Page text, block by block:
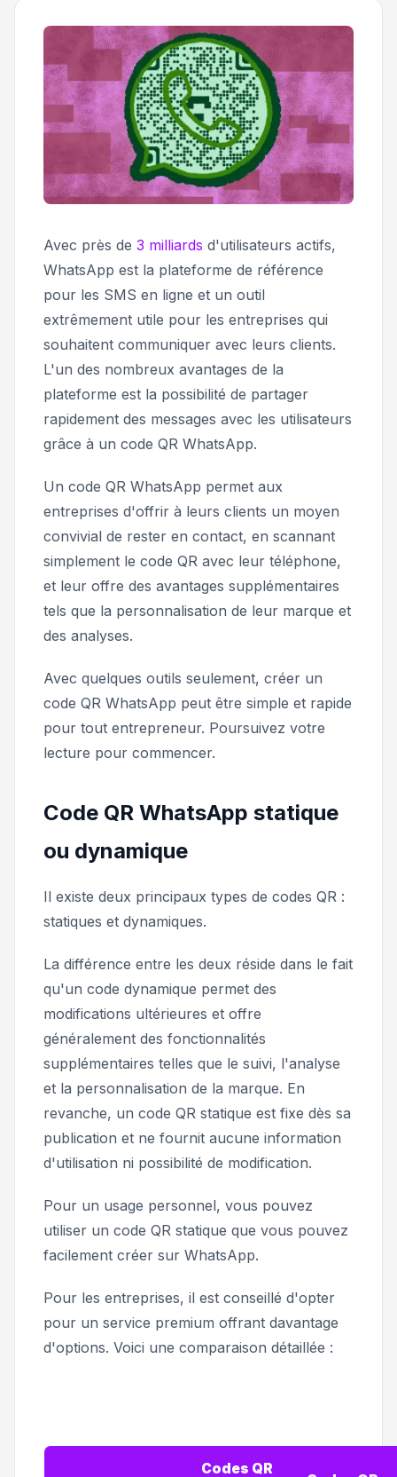
Avec près de 3 milliards d'utilisateurs actifs,
WhatsApp est la plateforme de référence
pour les SMS en ligne et un outil
extrêmement utile pour les entreprises qui
souhaitent communiquer avec leurs clients.
L'un des nombreux avantages de la
plateforme est la possibilité de partager
rapidement des messages avec les utilisateurs
grâce à un code QR WhatsApp.
Un code QR WhatsApp permet aux
entreprises d'offrir à leurs clients un moyen
convivial de rester en contact, en scannant
simplement le code QR avec leur téléphone,
et leur offre des avantages supplémentaires
tels que la personnalisation de leur marque et
des analyses.
Avec quelques outils seulement, créer un
code QR WhatsApp peut être simple et rapide
pour tout entrepreneur. Poursuivez votre
lecture pour commencer.
Code QR WhatsApp statique
ou dynamique
Il existe deux principaux types de codes QR :
statiques et dynamiques.
La différence entre les deux réside dans le fait
qu'un code dynamique permet des
modifications ultérieures et offre
généralement des fonctionnalités
supplémentaires telles que le suivi, l'analyse
et la personnalisation de la marque. En
revanche, un code QR statique est fixe dès sa
publication et ne fournit aucune information
d'utilisation ni possibilité de modification.
Pour un usage personnel, vous pouvez
utiliser un code QR statique que vous pouvez
facilement créer sur WhatsApp.
Pour les entreprises, il est conseillé d'opter
pour un service premium offrant davantage
d'options. Voici une comparaison détaillée :
Codes QR